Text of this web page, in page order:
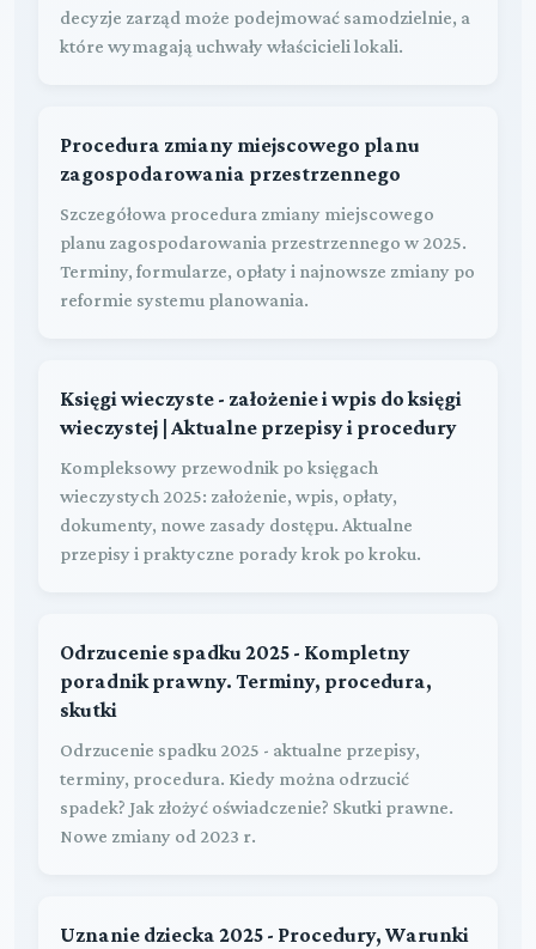
decyzje zarząd może podejmować samodzielnie, a
które wymagają uchwały właścicieli lokali.
Procedura zmiany miejscowego planu
zagospodarowania przestrzennego
Szczegółowa procedura zmiany miejscowego
planu zagospodarowania przestrzennego w 2025.
Terminy, formularze, opłaty i najnowsze zmiany po
reformie systemu planowania.
Księgi wieczyste - założenie i wpis do księgi
wieczystej | Aktualne przepisy i procedury
Kompleksowy przewodnik po księgach
wieczystych 2025: założenie, wpis, opłaty,
dokumenty, nowe zasady dostępu. Aktualne
przepisy i praktyczne porady krok po kroku.
Odrzucenie spadku 2025 - Kompletny
poradnik prawny. Terminy, procedura,
skutki
Odrzucenie spadku 2025 - aktualne przepisy,
terminy, procedura. Kiedy można odrzucić
spadek? Jak złożyć oświadczenie? Skutki prawne.
Nowe zmiany od 2023 r.
Uznanie dziecka 2025 - Procedury, Warunki